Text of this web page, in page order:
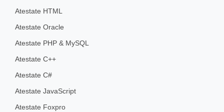
Atestate HTML
Atestate Oracle
Atestate PHP & MySQL
Atestate C++
Atestate C#
Atestate JavaScript
Atestate Foxpro